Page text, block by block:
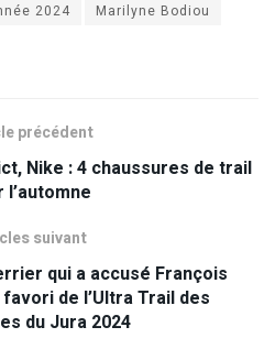
2024
Marilyne Bodiou
précédent
Nike : 4 chaussures de trail
l’automne
suivant
qui a accusé François
de l’Ultra Trail des
du Jura 2024